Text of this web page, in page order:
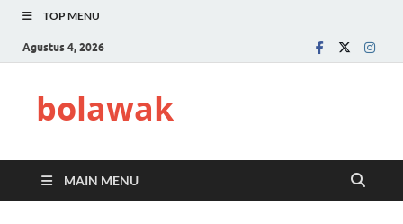
TOP MENU
Agustus 4, 2026
bolawak
MAIN MENU